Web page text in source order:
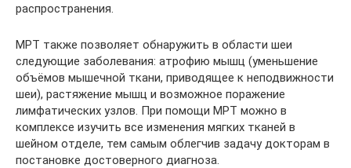
распространения.
МРТ также позволяет обнаружить в области шеи
следующие заболевания: атрофию мышц (уменьшение
объёмов мышечной ткани, приводящее к неподвижности
шеи), растяжение мышц и возможное поражение
лимфатических узлов. При помощи МРТ можно в
комплексе изучить все изменения мягких тканей в
шейном отделе, тем самым облегчив задачу докторам в
постановке достоверного диагноза.